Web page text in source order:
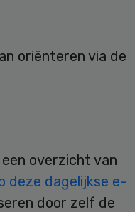
oriënteren via de
overzicht van
deze dagelijkse e-
door zelf de